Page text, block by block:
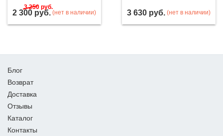
3 250 руб.
2 300 руб. (нет в наличии) 3 630 руб. (нет в наличии)
Блог
Возврат
Доставка
Отзывы
Каталог
Контакты